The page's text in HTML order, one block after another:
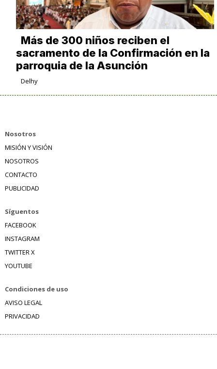
Más de 300 niños reciben el
sacramento de la Confirmación en la
parroquia de la Asunción
Delhy
Nosotros
MISIÓN Y VISIÓN
NOSOTROS
CONTACTO
PUBLICIDAD
Síguentos
FACEBOOK
INSTAGRAM
TWITTER X
YOUTUBE
Condiciones de uso
AVISO LEGAL
PRIVACIDAD